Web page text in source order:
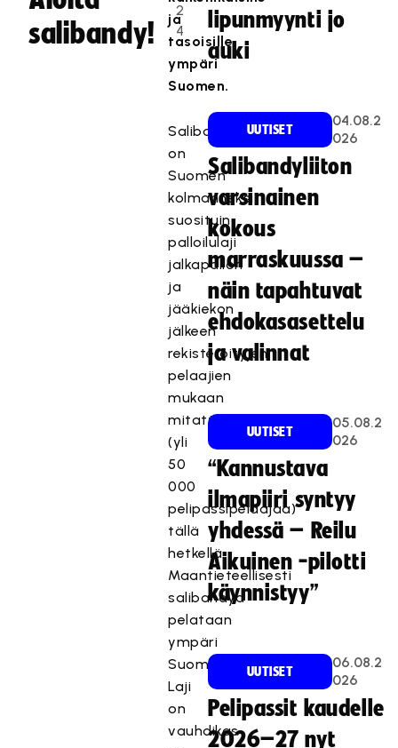
salibandy!
2
4
ja
tasoisille
ympäri
Suomen.
Salibandy
on
Suomen
kolmanneksi
suosituin
palloilulaji
jalkapallon
ja
jääkiekon
jälkeen
rekisteröityjen
pelaajien
mukaan
mitattuna
(yli
50
000
pelipassipelaajaa)
tällä
hetkellä.
Maantieteellisesti
salibandya
pelataan
ympäri
Suomea.
Laji
on
vauhdikas
lipunmyynti jo
auki
UUTISET
04.08.2
026
Salibandyliiton
varsinainen
kokous
marraskuussa –
näin tapahtuvat
ehdokasasettelu
ja valinnat
UUTISET
05.08.2
026
“Kannustava
ilmapiiri syntyy
yhdessä – Reilu
Aikuinen -pilotti
käynnistyy”
UUTISET
06.08.2
026
Pelipassit kaudelle
2026–27 nyt